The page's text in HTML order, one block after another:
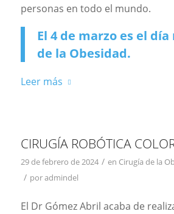
personas en todo el mundo.
El 4 de marzo es el
de la Obesidad.
Leer más
CIRUGÍA ROBÓTICA
29 de febrero de 2024 / en Cirugía de la
/ poradmindel
El Dr Gómez Abril acaba de